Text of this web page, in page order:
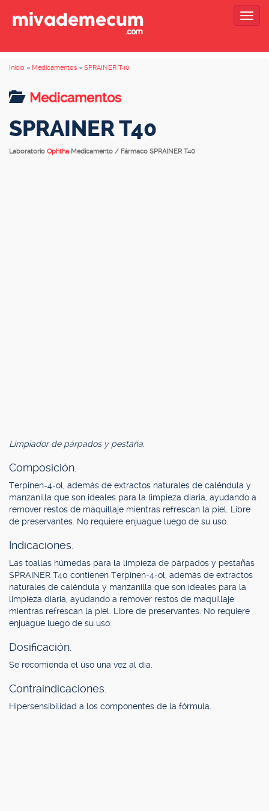
Inicio » Medicamentos » SPRAINER T40
Medicamentos
SPRAINER T40
Laboratorio Ophtha Medicamento / Fármaco SPRAINER T40
Limpiador de párpados y pestaña.
Composición.
Terpinen-4-ol, además de extractos naturales de caléndula y
manzanilla que son ideales para la limpieza diaria, ayudando a
remover restos de maquillaje mientras refrescan la piel. Libre
de preservantes. No requiere enjuague luego de su uso.
Indicaciones.
Las toallas húmedas para la limpieza de párpados y pestañas
SPRAINER T40 contienen Terpinen-4-ol, además de extractos
naturales de caléndula y manzanilla que son ideales para la
limpieza diaria, ayudando a remover restos de maquillaje
mientras refrescan la piel. Libre de preservantes. No requiere
enjuague luego de su uso.
Dosificación.
Se recomienda el uso una vez al día.
Contraindicaciones.
Hipersensibilidad a los componentes de la fórmula.